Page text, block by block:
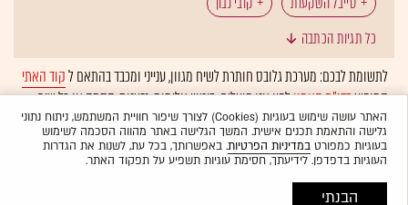
כל תגיות הכתבה
לתשומת לבכם: מערכת גלובס חותרת לשיח מגוון, ענייני ומכבד בהתאם לקוד האתי
המופיעבדו"ח האמוןלפיו אנו פועלים. ביטויי אלימות, גזענות, הסתה או כל שיח
בלתי הולם אחר מסוננים בצורהאוטומטיתולא יפורסמו באתר.
האתר עושה שימוש בעוגיות (Cookies) לצורך שיפור חוויית המשתמש, ניתוח נתוני
גלישה והתאמת תכנים אישית. המשך הגלישה באתר מהווה הסכמה לשימוש
בעוגיות כמפורטבמדיניות הפרטיות. באפשרותך, בכל עת, לשנות את הגדרות
העוגיות בדפדפן. לידיעתך, חסימת עוגיות תשפיע על תפקוד האתר.
הבנתי